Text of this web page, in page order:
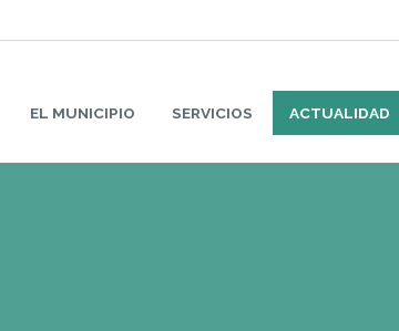
EL MUNICIPIO SERVICIOS ACTUALIDAD